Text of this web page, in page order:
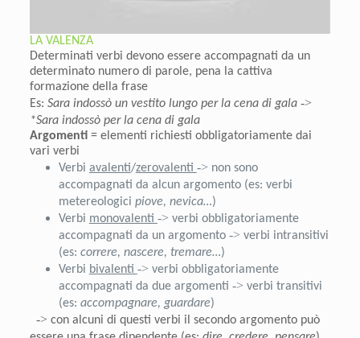
LA VALENZA
Determinati verbi devono essere accompagnati da un
determinato numero di parole, pena la cattiva
formazione della frase
Es: Sara indossò un vestito lungo per la cena di gala ->
*Sara indossò per la cena di gala
Argomenti= elementi richiesti obbligatoriamente dai
vari verbi
Verbi avalenti/zerovalenti -> non sono
accompagnati da alcun argomento (es: verbi
metereologici piove, nevica…)
Verbi monovalenti -> verbi obbligatoriamente
accompagnati da un argomento -> verbi intransitivi
(es: correre, nascere, tremare…)
Verbi bivalenti -> verbi obbligatoriamente
accompagnati da due argomenti -> verbi transitivi
(es: accompagnare, guardare)
-> con alcuni di questi verbi il secondo argomento può